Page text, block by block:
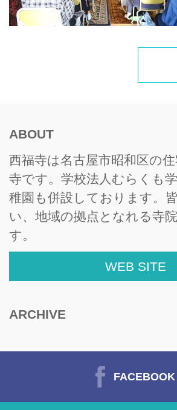
ABOUT
西福寺は名古屋市昭和区の
寺です。学校法人むらくも
稚園も併設しております。
い、地域の拠点となれる寺
す。
WEB SITE
ARCHIVE
FACEBOOK